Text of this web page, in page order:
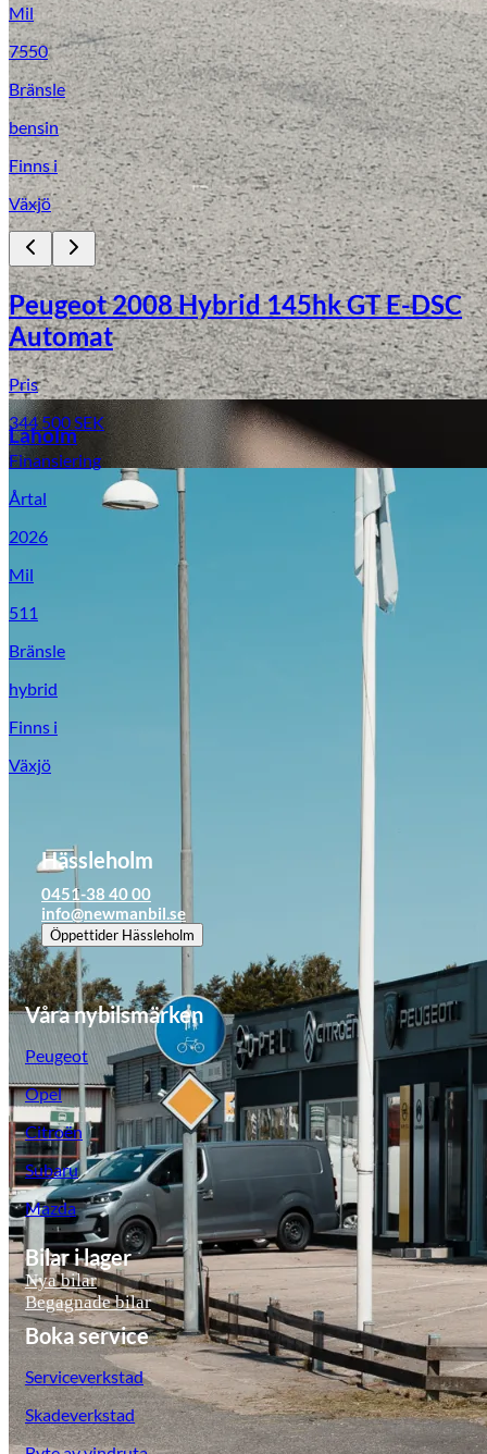
Laga stenskott
Laholm
Mil
7550
Bränsle
bensin
Finns i
Växjö
Peugeot 2008 Hybrid 145hk GT E-DSC
Automat
Pris
344 500 SEK
Finansiering
Årtal
2026
Mil
511
Bränsle
hybrid
Finns i
Växjö
Hässleholm
0451-38 40 00
info@newmanbil.se
Öppettider Hässleholm
Våra nybilsmärken
Peugeot
Opel
Citroën
Subaru
Mazda
Bilar i lager
Nya bilar
Begagnade bilar
Boka service
Serviceverkstad
Skadeverkstad